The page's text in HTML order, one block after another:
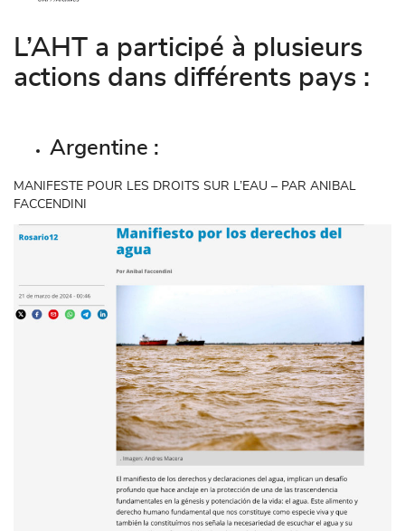
L’AHT a participé à plusieurs
actions dans différents pays :
Argentine :
MANIFESTE POUR LES DROITS SUR L’EAU – PAR ANIBAL
FACCENDINI